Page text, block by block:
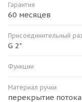
Гарантия
60 месяцев
Присоединительный
G 2"
Функции
Материал ручки
перекрытие